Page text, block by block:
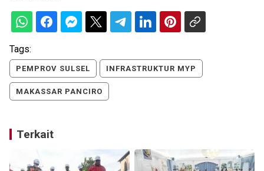
Tags:
PEMPROV SULSEL INFRASTRUKTUR MYP
MAKASSAR PANCIRO
Terkait